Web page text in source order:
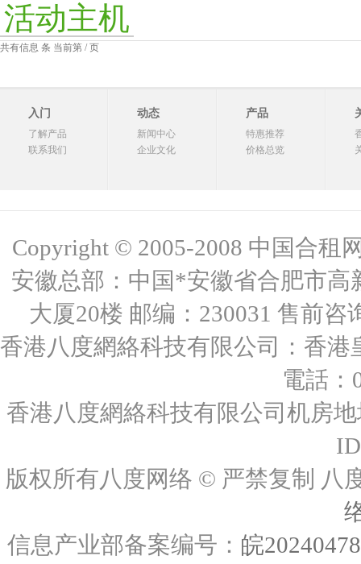
活动主机
共有信息 条 当前第 / 页
入门
了解产品
联系我们
动态
新闻中心
企业文化
产品
特惠推荐
价格总览
Copyright © 2005-2008 中国合租
安徽总部：中国*安徽省合肥市
大厦20楼 邮编：230031 售前咨
香港八度網絡科技有限公司：香
電話：
香港八度網絡科技有限公司机房
版权所有八度网络 © 严禁复制
信息产业部备案编号： 皖